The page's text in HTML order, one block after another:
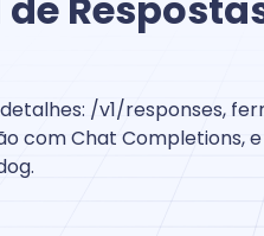
/v1/responses,
com Chat Completions,